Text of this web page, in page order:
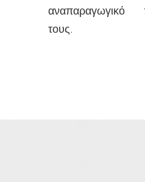
αναπαραγωγικό
τους.